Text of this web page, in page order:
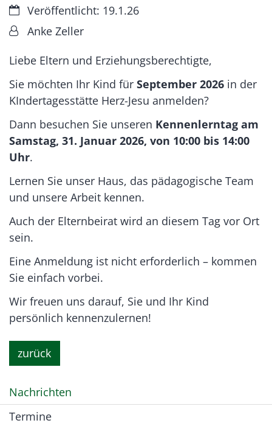
Datum:Veröffentlicht: 19.1.26
Von:Anke Zeller
Liebe Eltern und Erziehungsberechtigte,
Sie möchten Ihr Kind für September 2026 in der
KIndertagesstätte Herz-Jesu anmelden?
Dann besuchen Sie unseren Kennenlerntag am
Samstag, 31. Januar 2026, von 10:00 bis 14:00
Uhr.
Lernen Sie unser Haus, das pädagogische Team
und unsere Arbeit kennen.
Auch der Elternbeirat wird an diesem Tag vor Ort
sein.
Eine Anmeldung ist nicht erforderlich – kommen
Sie einfach vorbei.
Wir freuen uns darauf, Sie und Ihr Kind
persönlich kennenzulernen!
zurück
Nachrichten
Termine